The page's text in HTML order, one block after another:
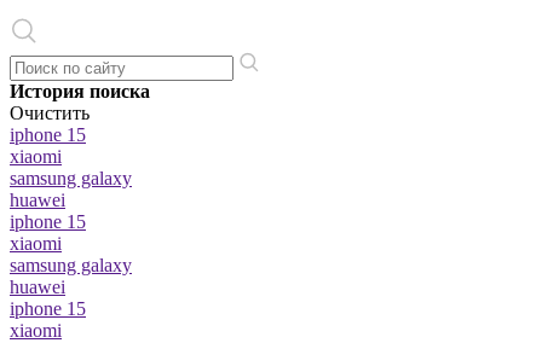
История поиска
Очистить
iphone 15
xiaomi
samsung galaxy
huawei
iphone 15
xiaomi
samsung galaxy
huawei
iphone 15
xiaomi